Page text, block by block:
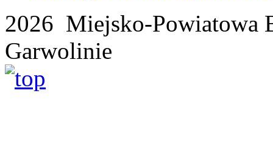
2026 Miejsko-Powiatowa
Garwolinie